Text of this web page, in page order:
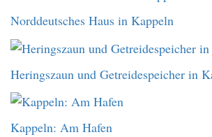
Norddeutsches Haus in Kappeln
Heringszaun und Getreidespeicher in
Kappeln: Am Hafen